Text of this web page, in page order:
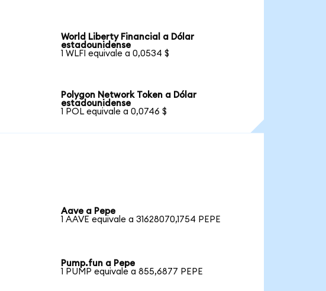
World Liberty Financial a Dólar
estadounidense
1 WLFI equivale a 0,0534 $
Polygon Network Token a Dólar
estadounidense
1 POL equivale a 0,0746 $
Aave a Pepe
1 AAVE equivale a 31628070,1754 PEPE
Pump.fun a Pepe
1 PUMP equivale a 855,6877 PEPE